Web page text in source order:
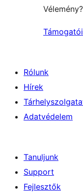
Rólunk
Hírek
Adatvédelem
Tanuljunk
Support
Fejlesztők